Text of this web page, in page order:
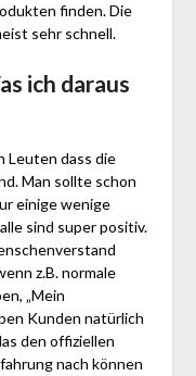
finden. Die
sehr schnell.
ich daraus
Leuten dass die
Man sollte schon
einige wenige
sind super positiv.
z.B. normale
„Mein
Kunden natürlich
den offiziellen
nach können